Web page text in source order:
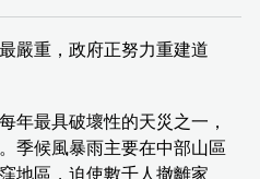
嚴重，政府正努力重建道
年最具破壞性的天災之一，
季候風暴雨主要在中部山區
地區，迫使數千人撤離家